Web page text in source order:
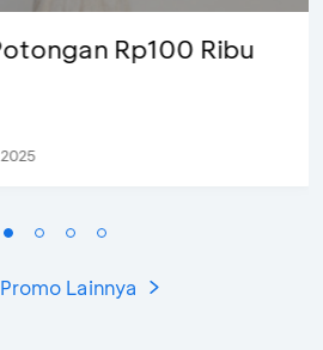
Rp100 Ribu
Lainnya